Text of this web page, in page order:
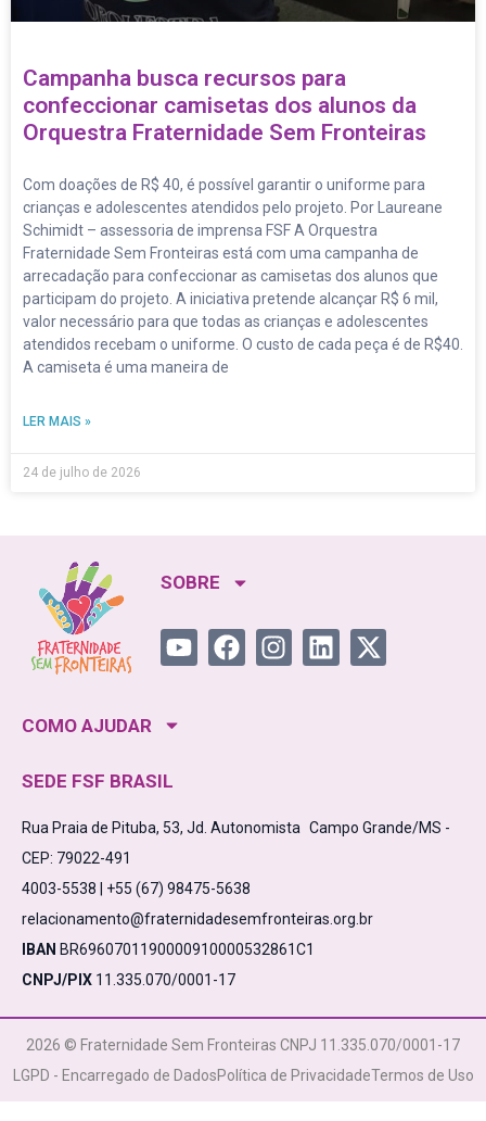
Campanha busca recursos para
confeccionar camisetas dos alunos da
Orquestra Fraternidade Sem Fronteiras
Com doações de R$ 40, é possível garantir o uniforme para
crianças e adolescentes atendidos pelo projeto. Por Laureane
Schimidt – assessoria de imprensa FSF A Orquestra
Fraternidade Sem Fronteiras está com uma campanha de
arrecadação para confeccionar as camisetas dos alunos que
participam do projeto. A iniciativa pretende alcançar R$ 6 mil,
valor necessário para que todas as crianças e adolescentes
atendidos recebam o uniforme. O custo de cada peça é de R$40.
A camiseta é uma maneira de
LER MAIS »
24 de julho de 2026
SOBRE
COMO AJUDAR
SEDE FSF BRASIL
Rua Praia de Pituba, 53, Jd. Autonomista Campo Grande/MS -
CEP: 79022-491
4003-5538 | +55 (67) 98475-5638
relacionamento@fraternidadesemfronteiras.org.br
IBAN BR6960701190000910000532861C1
CNPJ/PIX 11.335.070/0001-17
2026 © Fraternidade Sem Fronteiras CNPJ 11.335.070/0001-17
LGPD - Encarregado de DadosPolítica de PrivacidadeTermos de Uso